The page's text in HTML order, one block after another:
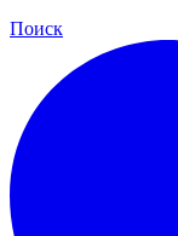
Поиск